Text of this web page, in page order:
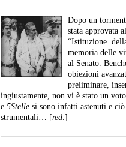
Dopo un
stata approvata
“Istituzione
memoria delle
al Senato.
obiezioni
preliminare,
ingiustamente, non vi è stato un
e 5Stelle si sono infatti astenuti e
strumentali… [red.]